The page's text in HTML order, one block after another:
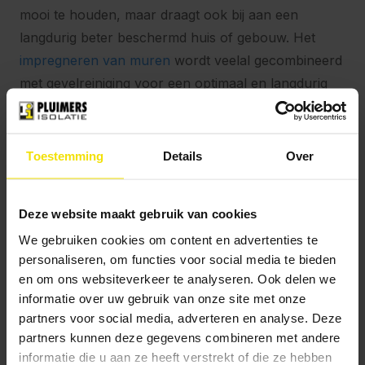
Toestemming Details Over
Deze website maakt gebruik van cookies
We gebruiken cookies om content en advertenties te
personaliseren, om functies voor social media te bieden
en om ons websiteverkeer te analyseren. Ook delen we
informatie over uw gebruik van onze site met onze
partners voor social media, adverteren en analyse. Deze
partners kunnen deze gegevens combineren met andere
informatie die u aan ze heeft verstrekt of die ze hebben
mooi te houden, maar draagt ook bij aan een
langdurig beter beschermd huis of gebouw. Het
impregneren van muren wordt veelal gecombineerd
met gevelreiniging voor een optimaal en langdurig
schoon resultaat.
Zutphen: ISDE en lokale
regelingen
Met deSubsidiecheckontdekt u snel welke
subsidies beschikbaar zijn voor uw woning in
Zutphen. Combineert u meerdere
isolatiemaatregelen, dan kunt u gebruikmaken van
aantrekkelijke ISDE-subsidies. Bekijk ook het
Stappenplan ISDEvoor meer informatie.